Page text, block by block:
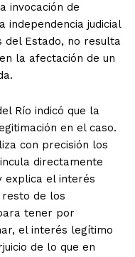
invocación de
independencia judicial
del Estado, no resulta
la afectación de un
Río indicó que la
en el caso.
con precisión los
directamente
explica el interés
resto de los
tener por
el interés legítimo
de lo que en